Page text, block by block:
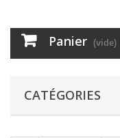
Panier (vide)
CATÉGORIES